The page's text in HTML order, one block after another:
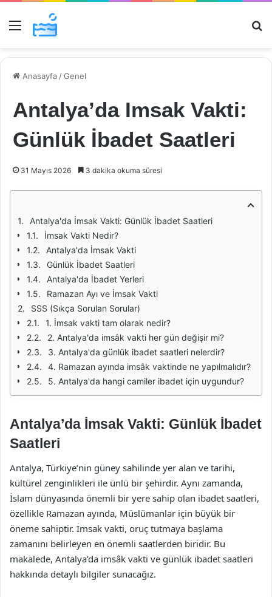
Menü
Anasayfa /Genel
Antalya’da Imsak Vakti:
Günlük İbadet Saatleri
31 Mayıs 2026 3 dakika okuma süresi
Antalya'da İmsak Vakti: Günlük İbadet Saatleri
İmsak Vakti Nedir?
Antalya'da İmsak Vakti
Günlük İbadet Saatleri
Antalya'da İbadet Yerleri
Ramazan Ayı ve İmsak Vakti
SSS (Sıkça Sorulan Sorular)
1. İmsak vakti tam olarak nedir?
2. Antalya'da imsâk vakti her gün değişir mi?
3. Antalya'da günlük ibadet saatleri nelerdir?
4. Ramazan ayında imsâk vaktinde ne yapılmalıdır?
5. Antalya'da hangi camiler ibadet için uygundur?
Antalya’da İmsak Vakti: Günlük İbadet
Saatleri
Antalya, Türkiye’nin güney sahilinde yer alan ve tarihi,
kültürel zenginlikleri ile ünlü bir şehirdir. Aynı zamanda,
İslam dünyasında önemli bir yere sahip olan ibadet saatleri,
özellikle Ramazan ayında, Müslümanlar için büyük bir
öneme sahiptir. İmsak vakti, oruç tutmaya başlama
zamanını belirleyen en önemli saatlerden biridir. Bu
makalede, Antalya’da imsâk vakti ve günlük ibadet saatleri
hakkında detaylı bilgiler sunacağız.